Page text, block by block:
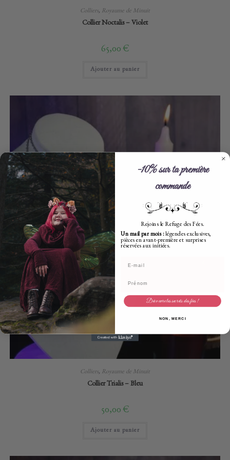
Colliers, Royaume de Minuit
Collier Noctalis – Violet
65,00€
Ajouter au panier
Colliers, Royaume de Minuit
Collier Trialis – Bleu
50,00€
Ajouter au panier
-10% sur ta première
commande
Rejoins le Refuge des Fées.
Un mail par mois :légendes exclusives,
pièces en avant-première et surprises
réservées aux initiées.
Découvre les secrets des fées !
NON, MERCI